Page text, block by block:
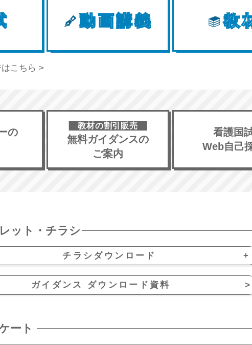
動画講義 教
こちら >
の
教材の割引販売
無料ガイダンスの
ご案内
看護国
Web自己
ット・チラシ
チラシダウンロード
ガイダンス ダウンロード資料 >
ート